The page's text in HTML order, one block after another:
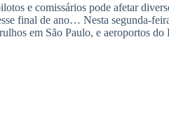
e comissários pode afetar
final de ano… Nesta segunda-
em São Paulo, e aeroportos